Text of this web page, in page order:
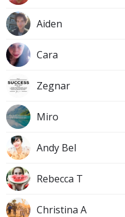
Aiden
Cara
Zegnar
Miro
Andy Bel
Rebecca T
Christina A